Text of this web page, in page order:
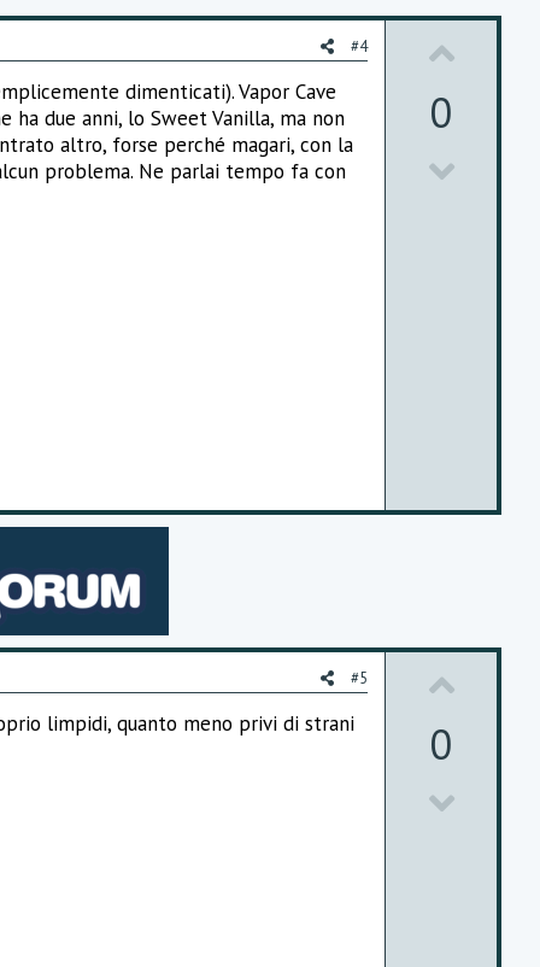
#4
dimenticati). Vapor Cave
due anni, lo Sweet Vanilla, ma non
altro, forse perché magari, con la
problema. Ne parlai tempo fa con
0
#5
limpidi, quanto meno privi di strani
0